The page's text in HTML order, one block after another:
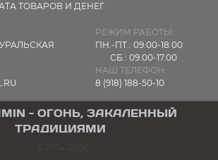
ТОВАРОВ И ДЕНЕГ
РЕЖИМ РАБОТЫ:
ПН.-ПТ.: 09.00-18.00
СБ.: 09.00-17.00
НАШ ТЕЛЕФОН:
8 (918) 188-50-10
© 2014-2026
- ОГОНЬ, ЗАКАЛЕННЫЙ
ТРАДИЦИЯМИ